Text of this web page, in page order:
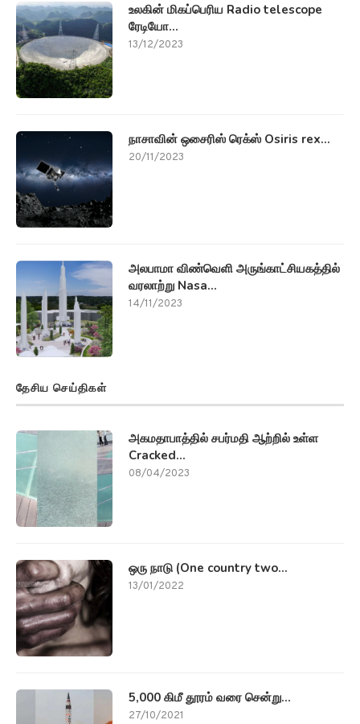
உலகின் மிகப்பெரிய Radio telescope
ரேடியோ...
13/12/2023
நாசாவின் ஒசைரிஸ் ரெக்ஸ் Osiris rex...
20/11/2023
அலபாமா விண்வெளி அருங்காட்சியகத்தில்
வரலாற்று Nasa...
14/11/2023
தேசிய செய்திகள்
அகமதாபாத்தில் சபர்மதி ஆற்றில் உள்ள
Cracked...
08/04/2023
ஒரு நாடு (One country two...
13/01/2022
5,000 கிமீ தூரம் வரை சென்று...
27/10/2021